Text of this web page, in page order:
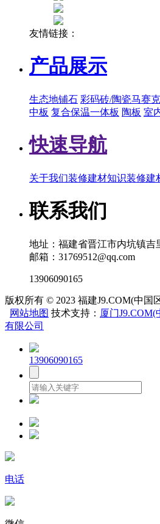
友情链接：
产品展示
生态地铺石 彩码砖/陶瓷马赛克
中板 复合保温一体板 陶板 室
快速导航
关于我们装修建材知识装修建
联系我们
地址：福建省晋江市内坑镇吉
邮箱：31769512@qq.com
13906090165
版权所有 © 2023 福建J9.COM(中国
网站地图 技术支持： 厦门
有限公司
13906090165
电话